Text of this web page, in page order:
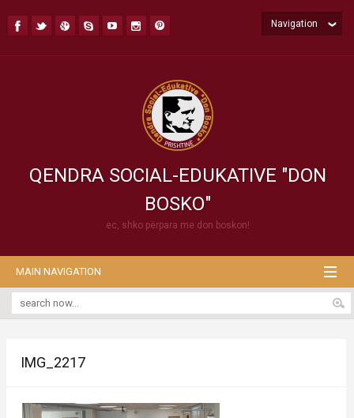
QENDRA SOCIAL-EDUKATIVE "DON
BOSKO"
ec, shko përpara me don boskon!
Navigation
MAIN NAVIGATION
IMG_2217